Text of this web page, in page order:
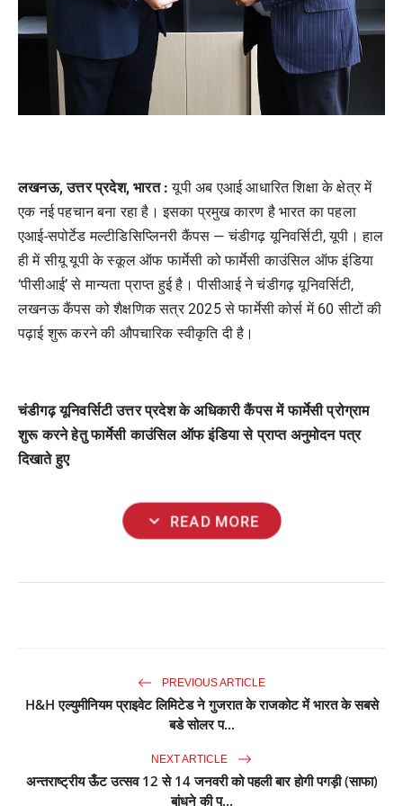
लखनऊ, उत्तर प्रदेश, भारत :यूपी अब एआई आधारित शिक्षा के क्षेत्र में
एक नई पहचान बना रहा है। इसका प्रमुख कारण है भारत का पहला
एआई-सपोर्टेड मल्टीडिसिप्लिनरी कैंपस — चंडीगढ़ यूनिवर्सिटी, यूपी। हाल
ही में सीयू यूपी के स्कूल ऑफ फार्मेसी को फार्मेसी काउंसिल ऑफ इंडिया
‘पीसीआई’ से मान्यता प्राप्त हुई है। पीसीआई ने चंडीगढ़ यूनिवर्सिटी,
लखनऊ कैंपस को शैक्षणिक सत्र 2025 से फार्मेसी कोर्स में 60 सीटों की
पढ़ाई शुरू करने की औपचारिक स्वीकृति दी है।
चंडीगढ़ यूनिवर्सिटी उत्तर प्रदेश के अधिकारी कैंपस में फार्मेसी प्रोग्राम
शुरू करने हेतु फार्मेसी काउंसिल ऑफ इंडिया से प्राप्त अनुमोदन पत्र
दिखाते हुए
expand_more READ MORE
PREVIOUS ARTICLE
H&H एल्युमीनियम प्राइवेट लिमिटेड ने गुजरात के राजकोट में भारत के सबसे
बडे सोलर प...
NEXT ARTICLE
अन्तराष्ट्रीय ऊँट उत्सव 12 से 14 जनवरी को पहली बार होगी पगड़ी (साफा)
बांधने की प्...